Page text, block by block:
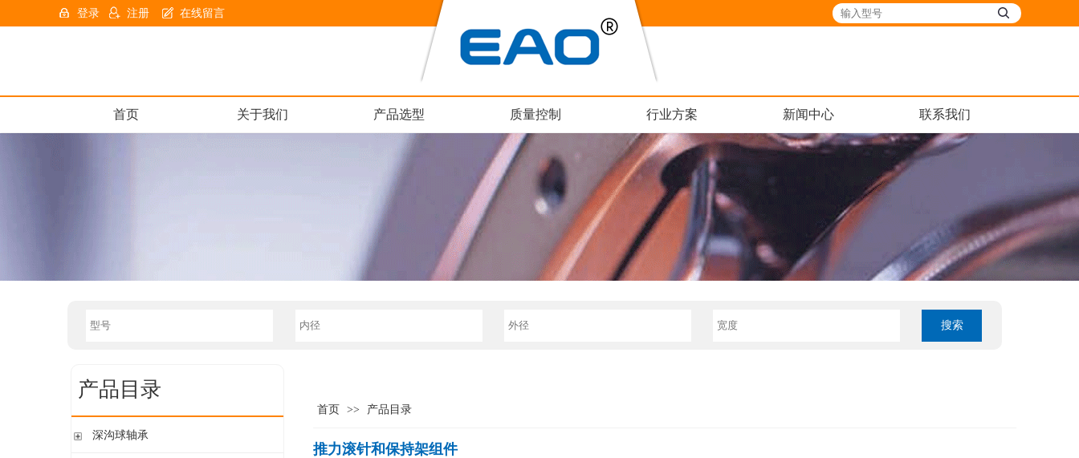
在线留言
登录 注册
首页 关于我们 产品选型 质量控制 行业方案 新闻中心 联系我们
产品目录
深沟球轴承
首页 >> 产品目录
推力滚针和保持架组件